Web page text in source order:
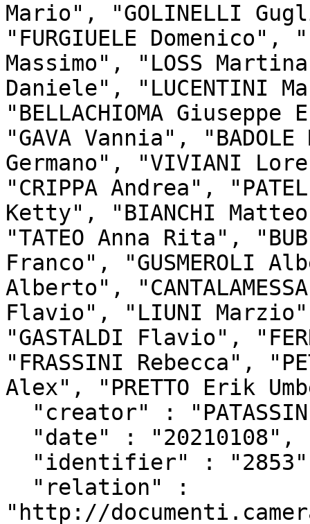
Mario", "GOLINELLI
"FURGIUELE Domenico",
Massimo", "LOSS
Daniele", "LUCENTINI
"BELLACHIOMA
"GAVA Vannia", "BADOLE
Germano", "VIVIANI
"CRIPPA Andrea",
Ketty", "BIANCHI
"TATEO Anna Rita",
Franco", "GUSMEROLI
Alberto",
Flavio", "LIUNI
"GASTALDI Flavio",
"FRASSINI Rebecca",
Alex", "PRETTO Erik
"http://